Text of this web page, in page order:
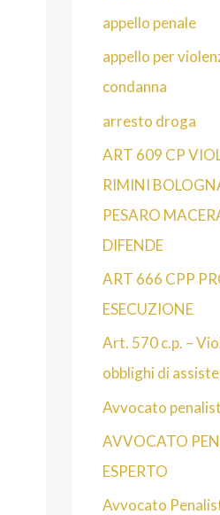
appello penale
appello per
condanna
arresto droga
ART 609 CP
RIMINI
PESARO
DIFENDE
ART 666 CPP
ESECUZIONE
Art. 570 c.p. –
obblighi di
Avvocato
AVVOCATO
ESPERTO
Avvocato